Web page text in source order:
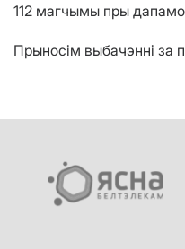
112 магчымы пры
Прыносім выбачэнні за